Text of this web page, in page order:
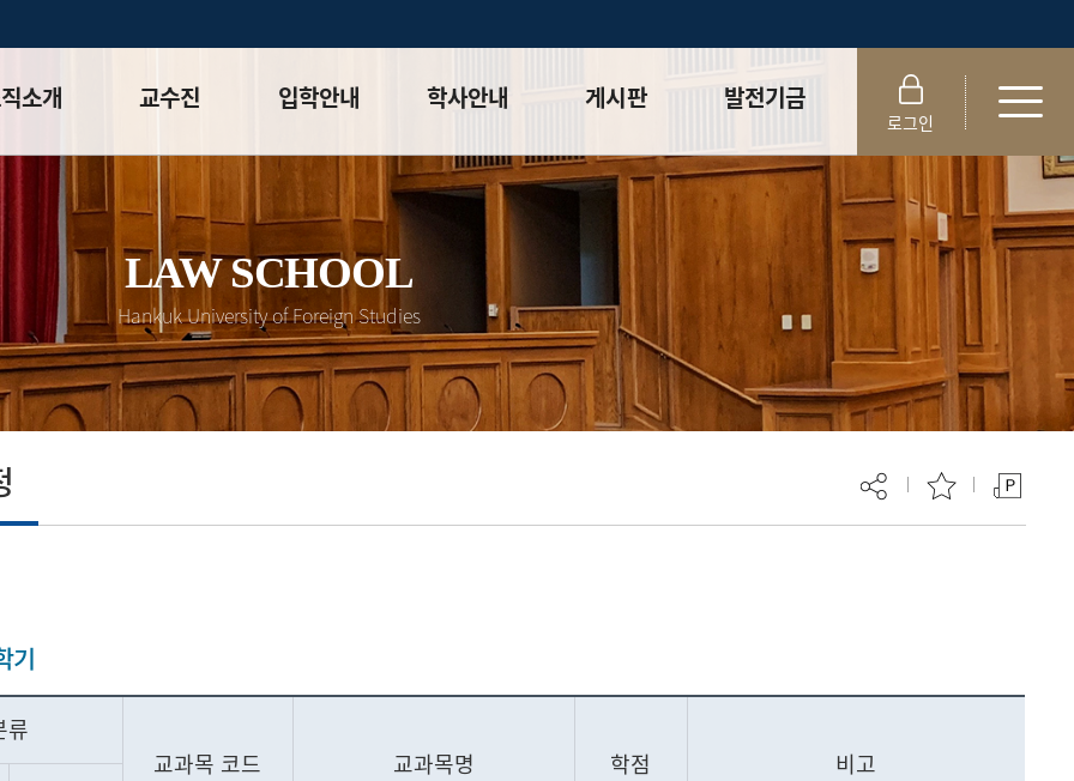
소개
가
교수진
전임교수
겸임교수
명예교수
초빙 객원 교수
입학안내
모집요강(석사)
모집요강(박사)
입시 공지사항
입시 FAQ
학사안내
학사일정
대학원 학칙
학칙시행세칙
이수체계도
교과과정
강의시간표
성적등급&
게시판
학사공지사항
센터공지사항
실습게시판
취업게시판
학생참여
변호사시험
합격률 및 취업률
동문 라운지
발전기금
법학전문대학원
발전기금
법학전문대학원
장학기금
로그인
LAW SCHOOL
Hankuk University of Foreign Studies
기
류
교과목 코드
교과목명 학점
비고